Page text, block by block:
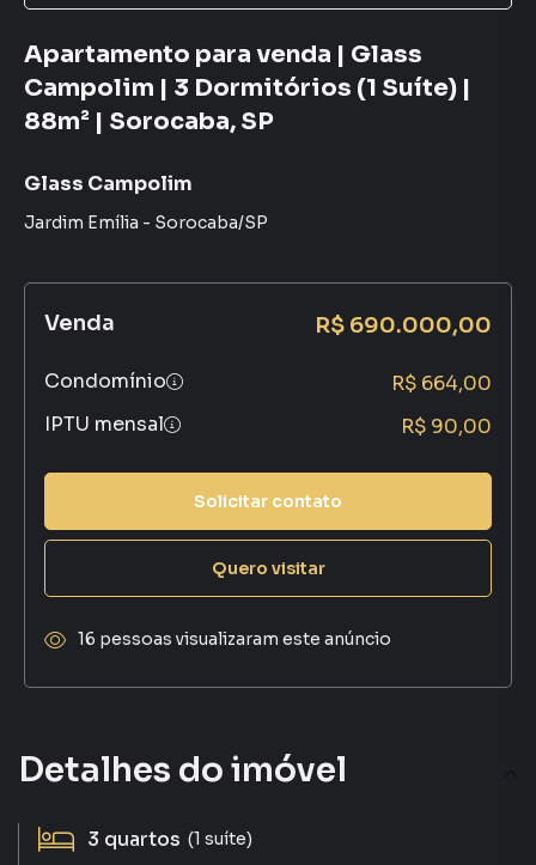
Detalhes do imóvel
3 quartos (1 suíte)
Apartamento para venda | Glass
Campolim | 3 Dormitórios (1 Suíte) |
88m² | Sorocaba, SP
Glass Campolim
Jardim Emília - Sorocaba/SP
Venda R$ 690.000,00
Condomínio
R$ 664,00
IPTU mensal
R$ 90,00
Solicitar contato
Quero visitar
16 pessoas visualizaram este anúncio